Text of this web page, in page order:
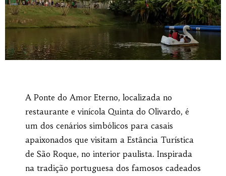
A Ponte do Amor Eterno, localizada no
restaurante e vinícola Quinta do Olivardo, é
um dos cenários simbólicos para casais
apaixonados que visitam a Estância Turística
de São Roque, no interior paulista. Inspirada
na tradição portuguesa dos famosos cadeados